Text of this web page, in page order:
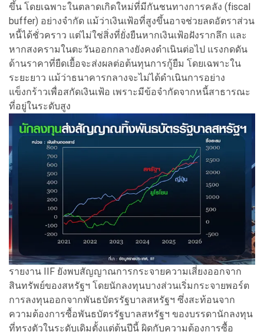
ขึ้น โดยเฉพาะในตลาดเกิดใหม่ที่มีกันชนทางการคลัง (fiscal
buffer) อย่างจำกัด แม้ว่าเงินเฟ้อที่สูงขึ้นอาจช่วยลดอัตราส่วน
หนี้ได้ชั่วคราว แต่ไม่ใช่สิ่งที่ยั่งยืนหากเงินเฟ้อฝังรากลึก และ
หากสงครามในตะวันออกกลางยังคงดำเนินต่อไป แรงกดดัน
ด้านราคาที่ยืดเยื้อจะส่งผลต่อต้นทุนการกู้ยืม โดยเฉพาะใน
ระยะยาว แม้ว่าธนาคารกลางจะไม่ได้ดำเนินการอย่าง
แข็งกร้าวเพื่อสกัดเงินเฟ้อ เพราะมีข้อจำกัดจากหนี้สาธารณะ
ที่อยู่ในระดับสูง
รายงาน IIF ยังพบสัญญาณการกระจายความเสี่ยงออกจาก
สินทรัพย์ของสหรัฐฯ โดยนักลงทุนบางส่วนเริ่มกระจายพอร์ต
การลงทุนออกจากพันธบัตรรัฐบาลสหรัฐฯ ซึ่งสะท้อนจาก
ความต้องการซื้อพันธบัตรรัฐบาลสหรัฐฯ ของบรรดานักลงทุน
ที่ทรงตัวในระดับเดิมตั้งแต่ต้นปีนี้ ผิดกับความต้องการซื้อ